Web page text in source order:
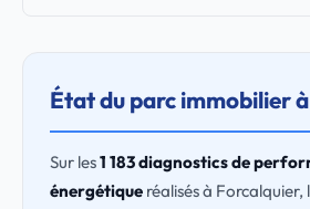
État du parc immobilier
Sur les1 183 diagnostics de
énergétique réalisés à Forcalquier,